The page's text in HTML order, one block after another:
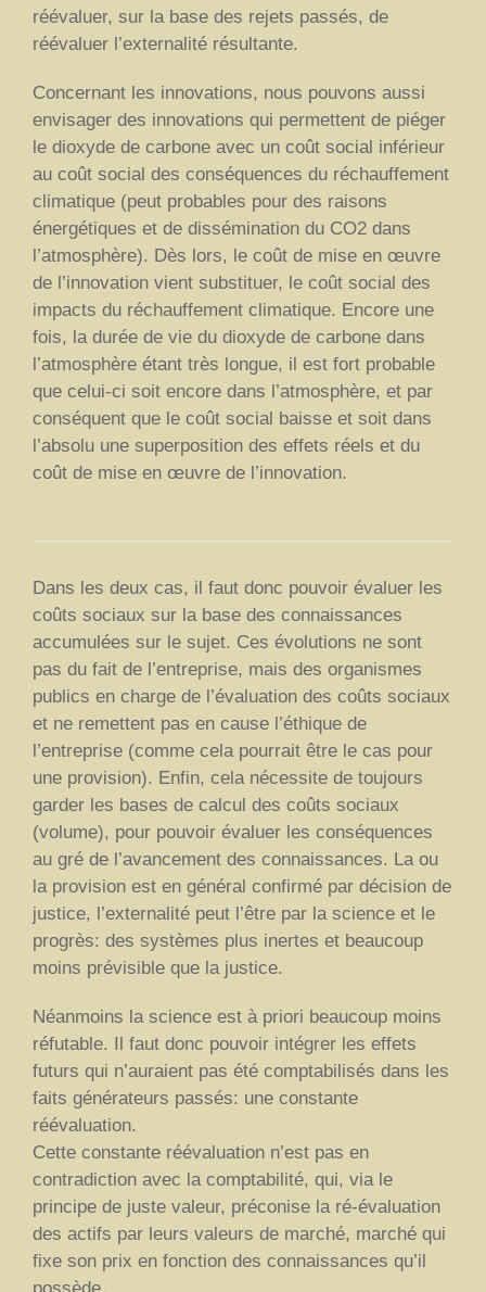
réévaluer, sur la base des rejets passés, de
réévaluer l’externalité résultante.
Concernant les innovations, nous pouvons aussi
envisager des innovations qui permettent de piéger
le dioxyde de carbone avec un coût social inférieur
au coût social des conséquences du réchauffement
climatique (peut probables pour des raisons
énergétiques et de dissémination du CO2 dans
l’atmosphère). Dès lors, le coût de mise en œuvre
de l’innovation vient substituer, le coût social des
impacts du réchauffement climatique. Encore une
fois, la durée de vie du dioxyde de carbone dans
l’atmosphère étant très longue, il est fort probable
que celui-ci soit encore dans l’atmosphère, et par
conséquent que le coût social baisse et soit dans
l’absolu une superposition des effets réels et du
coût de mise en œuvre de l’innovation.
Dans les deux cas, il faut donc pouvoir évaluer les
coûts sociaux sur la base des connaissances
accumulées sur le sujet. Ces évolutions ne sont
pas du fait de l’entreprise, mais des organismes
publics en charge de l’évaluation des coûts sociaux
et ne remettent pas en cause l’éthique de
l’entreprise (comme cela pourrait être le cas pour
une provision). Enfin, cela nécessite de toujours
garder les bases de calcul des coûts sociaux
(volume), pour pouvoir évaluer les conséquences
au gré de l’avancement des connaissances. La ou
la provision est en général confirmé par décision de
justice, l’externalité peut l’être par la science et le
progrès: des systèmes plus inertes et beaucoup
moins prévisible que la justice.
Néanmoins la science est à priori beaucoup moins
réfutable. Il faut donc pouvoir intégrer les effets
futurs qui n’auraient pas été comptabilisés dans les
faits générateurs passés: une constante
réévaluation.
Cette constante réévaluation n’est pas en
contradiction avec la comptabilité, qui, via le
principe de juste valeur, préconise la ré-évaluation
des actifs par leurs valeurs de marché, marché qui
fixe son prix en fonction des connaissances qu’il
possède.